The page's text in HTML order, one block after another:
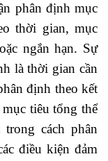
phân định mục
thời gian, mục
ngắn hạn. Sự
là thời gian cần
định theo kết
tiêu tổng thể
cách phân
điều kiện đảm